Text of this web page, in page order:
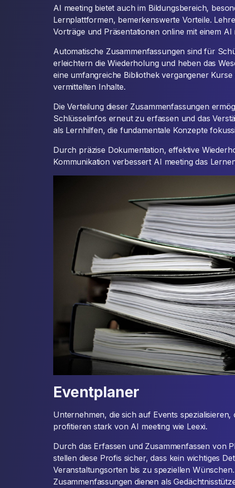
AI meeting bietet auch im Bildungsbereich,
Lernplattformen, bemerkenswerte Vorteile.
Vorträge und Präsentationen online mit einem
Automatische Zusammenfassungen sind für
erleichtern die Wiederholung und heben das
eine umfangreiche Bibliothek vergangener
vermittelten Inhalte.
Die Verteilung dieser Zusammenfassungen
Schlüsselinfos erneut zu erfassen und das
als Lernhilfen, die fundamentale Konzepte
Durch präzise Dokumentation, effektive
Kommunikation verbessert AI meeting das
Eventplaner
Unternehmen, die sich auf Events
profitieren stark von AI meeting wie Leexi.
Durch das Erfassen und Zusammenfassen von
stellen diese Profis sicher, dass kein wichtiges
Veranstaltungsorten bis zu speziellen
Zusammenfassungen dienen als